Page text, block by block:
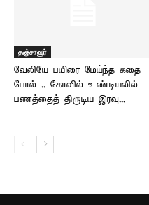
தஞ்சாவூர்
வேலியே பயிரை மேய்ந்த கதை
போல் .. கோவில் உண்டியலில்
பணத்தைத் திருடிய இரவு...